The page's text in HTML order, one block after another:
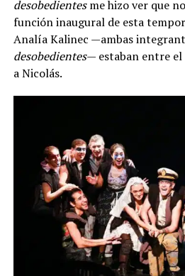
desobedientesme hizo ver que
función inaugural de esta
Analía Kalinec —ambas
desobedientes— estaban entre
a Nicolás.